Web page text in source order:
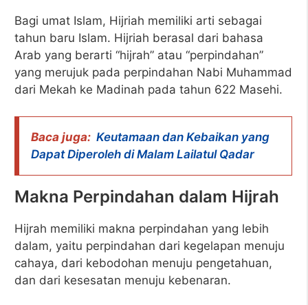
Bagi umat Islam, Hijriah memiliki arti sebagai
tahun baru Islam. Hijriah berasal dari bahasa
Arab yang berarti “hijrah” atau “perpindahan”
yang merujuk pada perpindahan Nabi Muhammad
dari Mekah ke Madinah pada tahun 622 Masehi.
Baca juga: Keutamaan dan Kebaikan yang
Dapat Diperoleh di Malam Lailatul Qadar
Makna Perpindahan dalam Hijrah
Hijrah memiliki makna perpindahan yang lebih
dalam, yaitu perpindahan dari kegelapan menuju
cahaya, dari kebodohan menuju pengetahuan,
dan dari kesesatan menuju kebenaran.